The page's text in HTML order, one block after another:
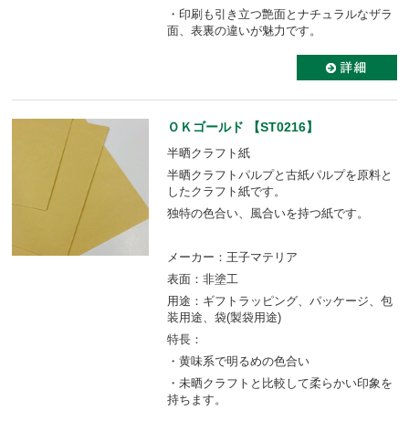
・印刷も引き立つ艶面とナチュラルなザラ
面、表裏の違いが魅力です。
ＯＫゴールド 【ST0216】
半晒クラフト紙
半晒クラフトパルプと古紙パルプを原料と
したクラフト紙です。
独特の色合い、風合いを持つ紙です。
メーカー：王子マテリア
表面：非塗工
用途：ギフトラッピング、パッケージ、包
装用途、袋(製袋用途)
特長：
・黄味系で明るめの色合い
・未晒クラフトと比較して柔らかい印象を
持ちます。